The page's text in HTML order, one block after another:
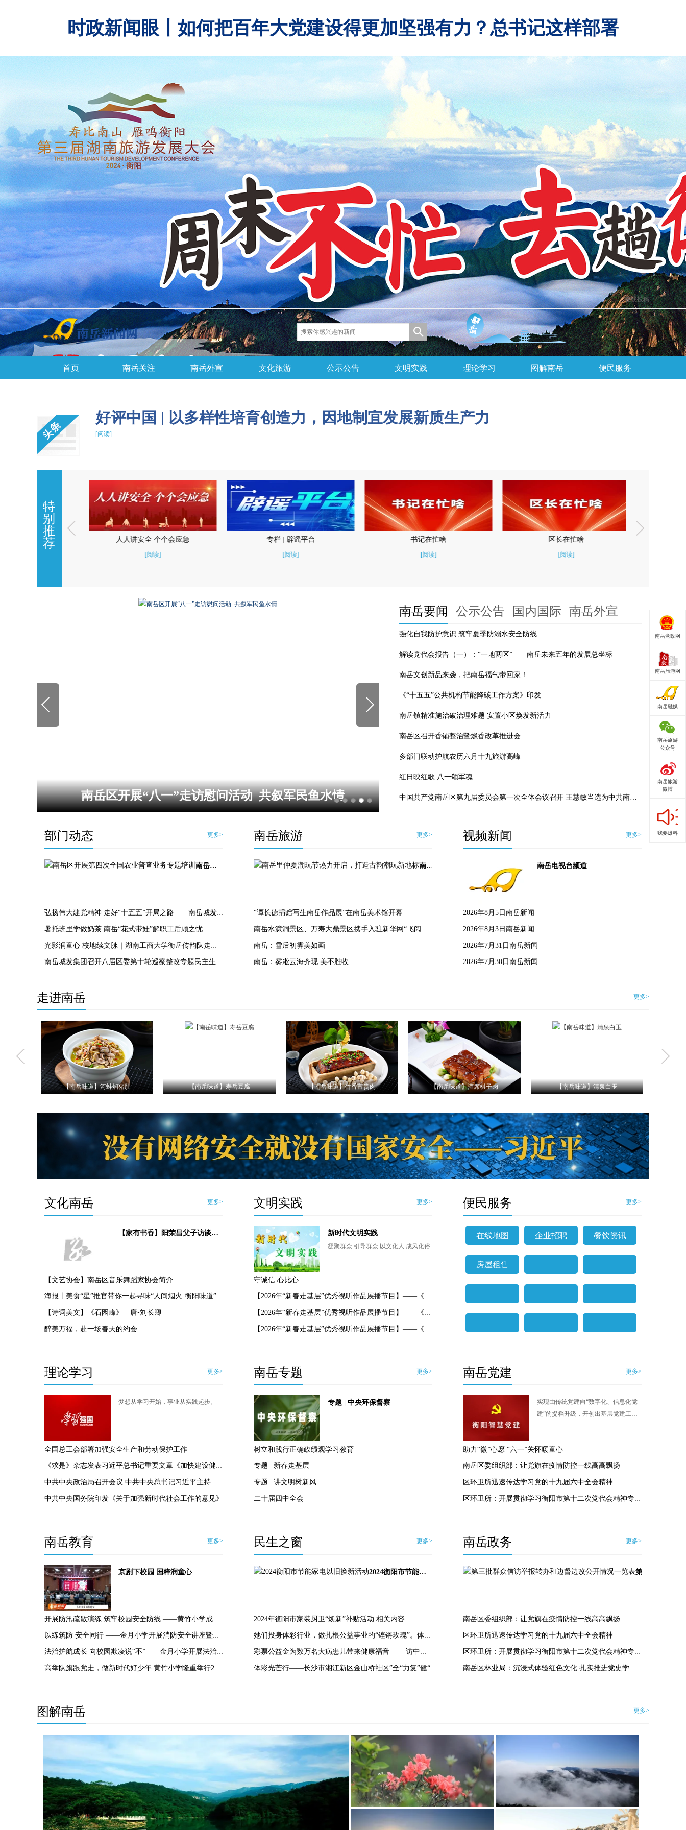
在线投稿
时政新闻眼丨如何把百年大党建设得更加坚强有力？总书记这样部署
首页 南岳关注 南岳外宣 文化旅游 公示公告 文明实践 理论学习 图解南岳 便民服务
好评中国 | 以多样性培育创造力，因地制宜发展新质生产力
[阅读]
特
别
推
荐
全 个个会应急 专栏 | 辟谣平台
[阅读]
书记在忙啥
[阅读]
区长在忙啥
[阅读]
学习二十届四中全会精神
[阅读]
聚焦党代会 | 中国共产党南岳区第九次代表大会胜利闭 南岳区召开香铺整治暨燃香改革推进会
南岳要闻 公示公告 国内国际 南岳外宣
强化自我防护意识 筑牢夏季防溺水安全防线
解读党代会报告（一）：“一地两区”——南岳未来五年的发展总坐标
南岳文创新品来袭，把南岳福气带回家！
《“十五五”公共机构节能降碳工作方案》印发
南岳镇精准施治破治理难题 安置小区焕发新活力
南岳区召开香铺整治暨燃香改革推进会
多部门联动护航农历六月十九旅游高峰
红日映红歌 八一颂军魂
中国共产党南岳区第九届委员会第一次全体会议召开 王慧敏当选为中共南岳区委书记
部门动态 更多>
南岳区开展第四次全国农业普查业务专题培训
弘扬伟大建党精神 走好“十五五”开局之路——南岳城发集团党支部赴欧阳海烈士纪念馆开展庆祝建党105周年主题党日活动
暑托班里学做奶茶 南岳“花式带娃”解职工后顾之忧
光影润童心 校地续文脉｜湖南工商大学衡岳传韵队走进福田铺中心学校研习衡山影子戏
南岳城发集团召开八届区委第十轮巡察整改专题民主生活会
南岳旅游 更多>
南岳里仲夏潮玩节热力开启，打造古韵潮玩新地标
“谭长德捐赠写生南岳作品展”在南岳美术馆开幕
南岳水濂洞景区、万寿大鼎景区携手入驻新华网“飞阅中国·景区通”
南岳：雪后初霁美如画
南岳：雾凇云海齐现 美不胜收
视频新闻 更多>
南岳电视台频道
2026年8月5日南岳新闻
2026年8月3日南岳新闻
2026年7月31日南岳新闻
2026年7月30日南岳新闻
走进南岳 更多>
【南岳味道】寿岳豆腐 【南岳味道】竹香富贵肉 【南岳味道】酒席棋子肉 【南岳味道】清泉白玉 【南岳味道】南岳手剥笋
文化南岳 更多>
【家有书香】阳荣昌父子访谈录：一门两代艺盆栽 苑中佳景自天开
【文艺协会】南岳区音乐舞蹈家协会简介
海报丨美食“星”推官带你一起寻味“人间烟火·衡阳味道”
【诗词美文】《石囷峰》—唐•刘长卿
醉美万福，赴一场春天的约会
文明实践 更多>
新时代文明实践
凝聚群众 引导群众 以文化人 成风化俗
守诚信 心比心
【2026年“新春走基层”优秀视听作品展播节目】——《无声的战友 马背上的年》
【2026年“新春走基层”优秀视听作品展播节目】——《路的远方是家人》
【2026年“新春走基层”优秀视听作品展播节目】——《新春走基层 云南江城》虫情监测
便民服务 更多>
在线地图 企业招聘 餐饮资讯
房屋租售
理论学习 更多>
梦想从学习开始，事业从实践起步。
全国总工会部署加强安全生产和劳动保护工作
《求是》杂志发表习近平总书记重要文章《加快建设健康中国》
中共中央政治局召开会议 中共中央总书记习近平主持会议
中共中央国务院印发《关于加强新时代社会工作的意见》
南岳专题 更多>
专题 | 中央环保督察
树立和践行正确政绩观学习教育
专题 | 新春走基层
专题 | 讲文明树新风
二十届四中全会
南岳党建 更多>
实现由传统党建向“数字化、信息化党
建”的提档升级，开创出基层党建工作
力、基层党组织的组织力、各级党组织
和党员干部的服务力，提高基层党建科
助力“微”心愿 “六一”关怀暖童心
南岳区委组织部：让党旗在疫情防控一线高高飘扬
区环卫所迅速传达学习党的十九届六中全会精神
区环卫所：开展贯彻学习衡阳市第十二次党代会精神专题宣讲
南岳教育 更多>
京剧下校园 国粹润童心
开展防汛疏散演练 筑牢校园安全防线 ——黄竹小学成功开展防汛应急演练活动
以练筑防 安全同行 ——金月小学开展消防安全讲座暨火灾逃生演练活动
法治护航成长 向校园欺凌说“不”——金月小学开展法治进校园专题活动
高举队旗跟党走，做新时代好少年 黄竹小学隆重举行2026年少先队新队员入队仪式
民生之窗 更多>
2024衡阳市节能家电以旧换新活动
2024年衡阳市家装厨卫“焕新”补贴活动 相关内容
她们投身体彩行业，做扎根公益事业的“铿锵玫瑰”。体彩岗位上，她们用责任彰显担当；公益道路上，她们用微光传递温暖。
彩票公益金为数万名大病患儿带来健康福音 ——访中国红十字基金会医疗救助部副部长仰卓子
体彩光芒行——长沙市湘江新区金山桥社区”全“力复”健“
南岳政务 更多>
南岳区委组织部：让党旗在疫情防控一线高高飘扬
区环卫所迅速传达学习党的十九届六中全会精神
区环卫所：开展贯彻学习衡阳市第十二次党代会精神专题宣讲
南岳区林业局：沉浸式体验红色文化 扎实推进党史学习教育
图解南岳 更多>
南岳衡山四时佳景--春观花 南岳衡山四时佳景--夏看云
南岳衡山四时佳景--秋望日 南岳衡山四时佳景--冬赏雪
南岳党政网
南岳旅游网
南岳融媒
南岳旅游
公众号
南岳旅游
微博
我要爆料